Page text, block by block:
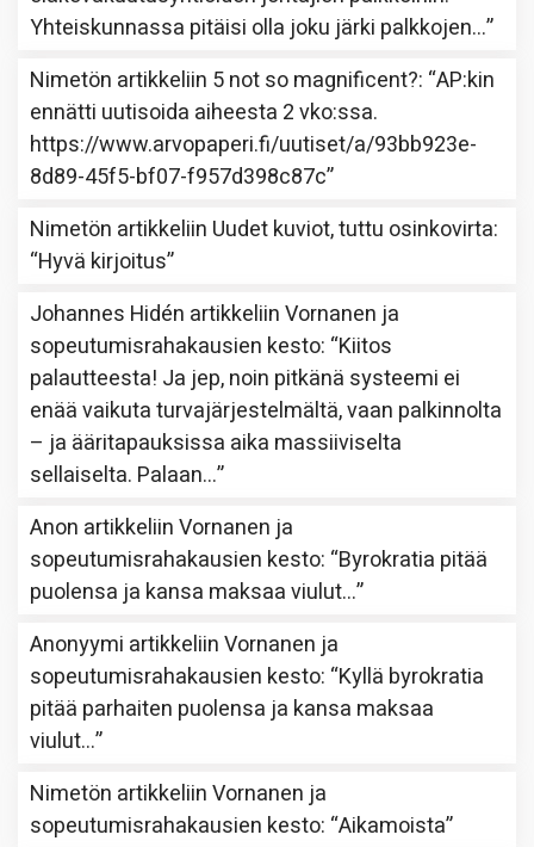
Yhteiskunnassa pitäisi olla joku järki palkkojen…”
Nimetön artikkeliin 5 not so magnificent?: “AP:kin
ennätti uutisoida aiheesta 2 vko:ssa.
https://www.arvopaperi.fi/uutiset/a/93bb923e-
8d89-45f5-bf07-f957d398c87c”
Nimetön artikkeliin Uudet kuviot, tuttu osinkovirta:
“Hyvä kirjoitus”
Johannes Hidén artikkeliinVornanen ja
sopeutumisrahakausien kesto: “Kiitos
palautteesta! Ja jep, noin pitkänä systeemi ei
enää vaikuta turvajärjestelmältä, vaan palkinnolta
– ja ääritapauksissa aika massiiviselta
sellaiselta. Palaan…”
Anon artikkeliinVornanen ja
sopeutumisrahakausien kesto: “Byrokratia pitää
puolensa ja kansa maksaa viulut…”
Anonyymi artikkeliinVornanen ja
sopeutumisrahakausien kesto: “Kyllä byrokratia
pitää parhaiten puolensa ja kansa maksaa
viulut…”
Nimetön artikkeliinVornanen ja
sopeutumisrahakausien kesto: “Aikamoista”